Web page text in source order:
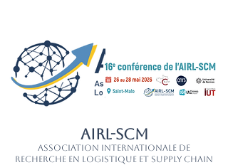
AIRL-SCM
Association Internationale de
Recherche en Logistique et Supply Chain